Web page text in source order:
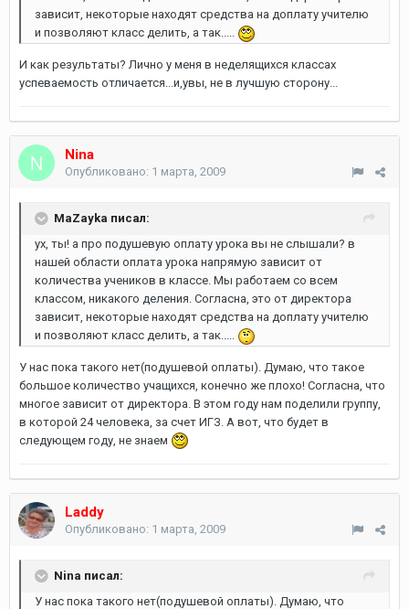
зависит, некоторые находят средства на доплату учителю
и позволяют класс делить, а так.....
И как результаты? Лично у меня в неделящихся классах
успеваемость отличается...и,увы, не в лучшую сторону...
Nina
Опубликовано: 1 марта, 2009
MaZayka писал:
ух, ты! а про подушевую оплату урока вы не слышали? в
нашей области оплата урока напрямую зависит от
количества учеников в классе. Мы работаем со всем
классом, никакого деления. Согласна, это от директора
зависит, некоторые находят средства на доплату учителю
и позволяют класс делить, а так.....
У нас пока такого нет(подушевой оплаты). Думаю, что такое
большое количество учащихся, конечно же плохо! Согласна, что
многое зависит от директора. В этом году нам поделили группу,
в которой 24 человека, за счет ИГЗ. А вот, что будет в
следующем году, не знаем
Laddy
Опубликовано: 1 марта, 2009
Nina писал:
У нас пока такого нет(подушевой оплаты). Думаю, что